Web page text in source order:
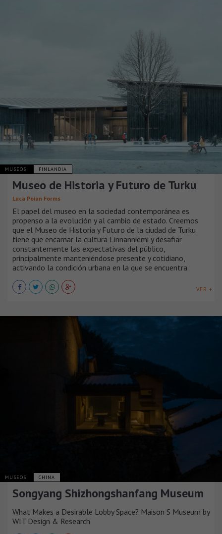
MUSEOS FINLANDIA
Museo de Historia y Futuro de Turku
Luca Poian Forms
El papel del museo en la sociedad contemporánea es
propenso a la evolución y al cambio de estado. Creemos
que el Museo de Historia y Futuro de la ciudad de Turku
tiene que encarnar la cultura Linnanniemi y desafiar
constantemente las expectativas del público,
principalmente manteniéndose presente y cotidiano,
activando la condición urbana en la que se encuentra.
VER +
MUSEOS CHINA
Songyang Shizhongshanfang Museum
What Makes a Desirable Lobby Space? Maison S Museum by
WIT Design & Research